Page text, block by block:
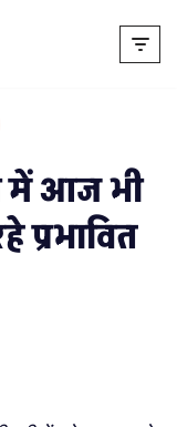
में आज भी
प्रभावित